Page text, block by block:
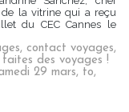
de la vitrine qui a reçu
du CEC Cannes le
, contact voyages,
faites des voyages !
29 mars, to,